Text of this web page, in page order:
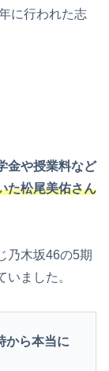
に行われた志
金や授業料など
た松尾美佑さん
乃木坂46の5期
ました。
から本当に